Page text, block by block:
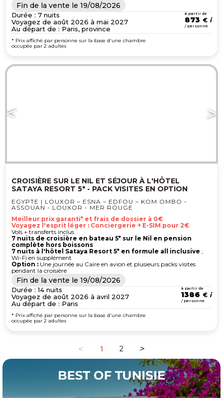
Fin de la vente le 19/08/2026
Durée : 7 nuits
Voyagez de août 2026 à mai 2027
Au départ de : Paris, province
à partir de
873 €
/ personne
* Prix affiché par personne sur la base d'une chambre
occupée par 2 adultes
CROISIÈRE SUR LE NIL ET SÉJOUR À L'HÔTEL
SATAYA RESORT 5* - PACK VISITES EN OPTION
EGYPTE | LOUXOR – ESNA – EDFOU – KOM OMBO -
ASSOUAN - LOUXOR - MER ROUGE
Meilleur prix garanti* et frais de dossier à 0€
Voyagez l'esprit léger : Conciergerie + E-SIM pour 2€
Vols + transferts inclus
7 nuits de croisière en bateau 5* sur le Nil en pension
complète hors boissons
7 nuits à l'hôtel Sataya Resort 5* en formule all inclusive ;
Wi-Fi en supplément
Option : Une journée au Caire en avion et plusieurs packs visites
pendant la croisière
Fin de la vente le 19/08/2026
Durée : 14 nuits
Voyagez de août 2026 à avril 2027
Au départ de : Paris
à partir de
1386 €
/ personne
* Prix affiché par personne sur la base d'une chambre
occupée par 2 adultes
1 2